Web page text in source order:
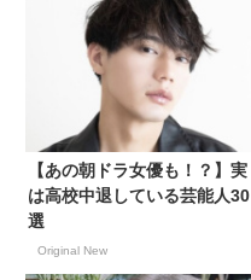
【あの朝ドラ女優も！？】実
は高校中退している芸能人30
選
Original New